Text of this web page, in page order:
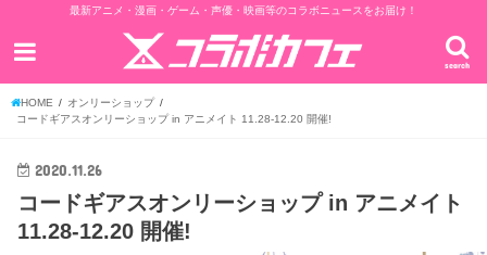
最新アニメ・漫画・ゲーム・声優・映画等のコラボニュースをお届け！
search
HOME
オンリーショップ
コードギアスオンリーショップ in アニメイト 11.28-12.20 開催!
2020.11.26
コードギアスオンリーショップ in アニメイト
11.28-12.20 開催!